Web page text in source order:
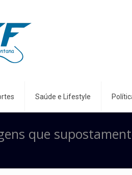
Saúde e Lifestyle
que